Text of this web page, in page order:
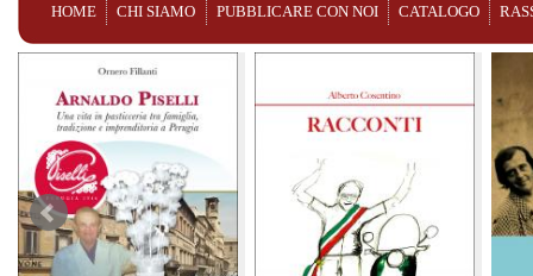
HOME CHI SIAMO PUBBLICARE CON NOI CATALOGO